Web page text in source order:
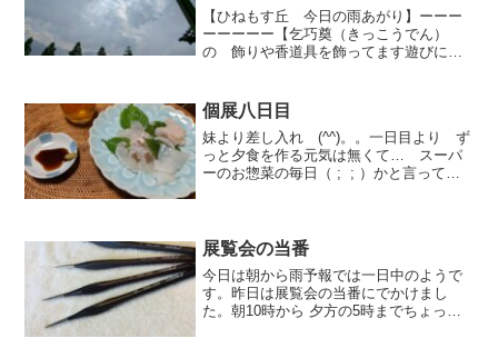
【ひねもす丘 今日の雨あがり】ーーー
ーーーーー【乞巧奠（きっこうでん）
の 飾りや香道具を飾ってます遊びにい
界覗いてみたい！の 一心で昨日 ひね
もす丘へ うかがいました。...
個展八日目
妹より差し入れ (^^)。。一日目より ず
っと夕食を作る元気は無くて… スーパ
ーのお惣菜の毎日（ ; ; ）かと言って
起こった ...
展覧会の当番
今日は朝から雨予報では一日中のようで
す。昨日は展覧会の当番にでかけまし
た。朝10時から 夕方の5時までちょっと